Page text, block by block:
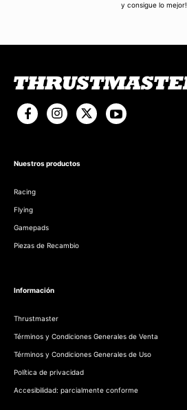
y consigue lo mejor!
Nuestros productos
Racing
Flying
Gamepads
Piezas de Recambio
Información
Thrustmaster
Términos y Condiciones Generales de Venta
Términos y Condiciones Generales de Uso
Política de privacidad
Accesibilidad: parcialmente conforme